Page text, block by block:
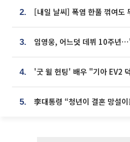
2.
3.
4.
5.